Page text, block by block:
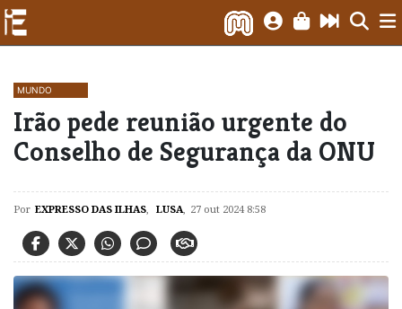
MUNDO
​Irão pede reunião urgente do
Conselho de Segurança da ONU
Por EXPRESSO DAS ILHAS, LUSA, 27 out 2024 8:58